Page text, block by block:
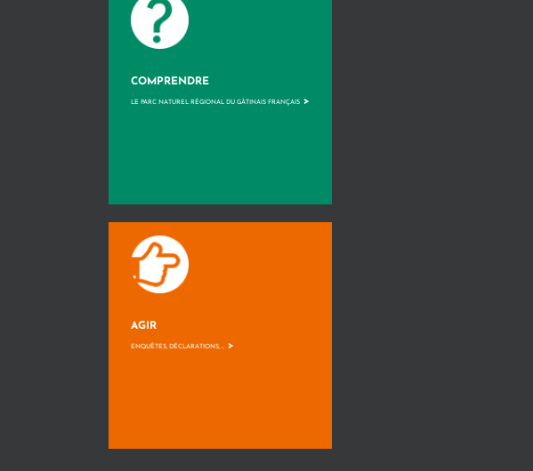
COMPRENDRE
LE PARC NATUREL RÉGIONAL DU GÂTINAIS FRANÇAIS >
AGIR
ENQUÊTES, DÉCLARATIONS, ... >